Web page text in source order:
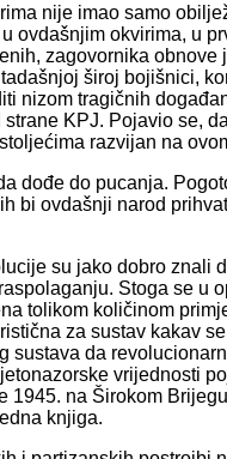
nije imao samo
ovdašnjim okvirima, u
zagovornika
široj bojišnici,
nizom tragičnih
KPJ. Pojavio se,
razvijan na
dođe do pucanja.
bi ovdašnji narod
su jako dobro znali
Stoga se u
tolikom količinom
za sustav kakav
sustava da
vrijednosti
1945. na Širokom
knjiga.